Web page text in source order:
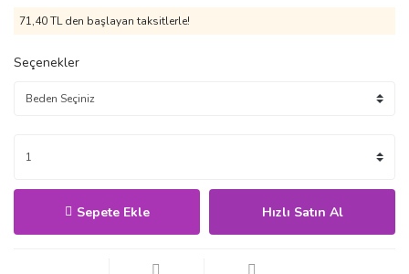
71,40 TL den başlayan taksitlerle!
Seçenekler
Sepete Ekle Hızlı Satın Al